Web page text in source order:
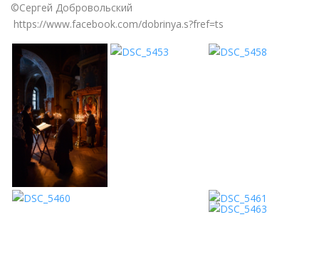
©Сергей Добровольский
https://www.facebook.com/dobrinya.s?fref=ts